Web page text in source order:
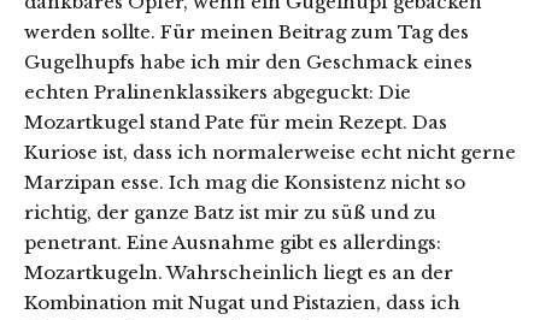
werden sollte. Für meinen Beitrag zum Tag des
Gugelhupfs habe ich mir den Geschmack eines
echten Pralinenklassikers abgeguckt: Die
Mozartkugel stand Pate für mein Rezept. Das
Kuriose ist, dass ich normalerweise echt nicht gerne
Marzipan esse. Ich mag die Konsistenz nicht so
richtig, der ganze Batz ist mir zu süß und zu
penetrant. Eine Ausnahme gibt es allerdings:
Mozartkugeln. Wahrscheinlich liegt es an der
Kombination mit Nugat und Pistazien, dass ich